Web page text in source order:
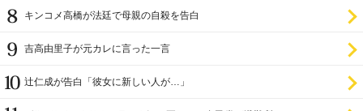
キンコメ高橋が法廷で母親の自殺を告白
吉高由里子が元カレに言った一言
辻仁成が告白「彼女に新しい人が…」